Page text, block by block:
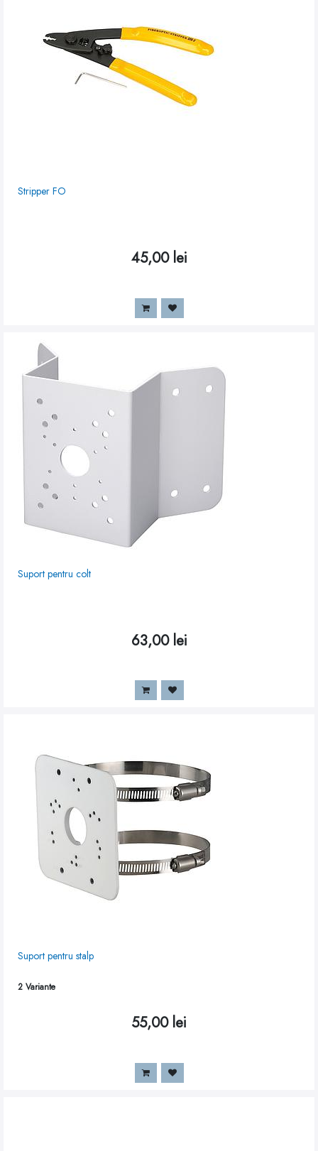
Stripper FO
45,00lei
Suport pentru colt
63,00lei
Suport pentru stalp
2 Variante
55,00lei